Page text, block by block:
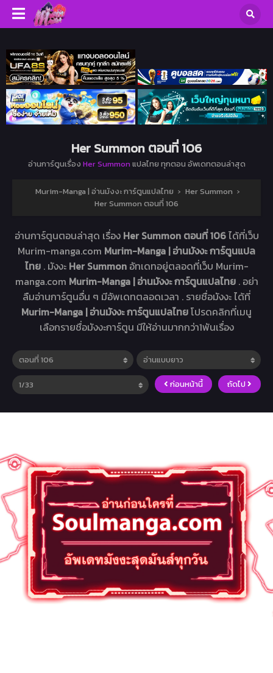
Her Summon ตอนที่ 106
อ่านการ์ตูนเรื่อง Her Summon แปลไทย ทุกตอน อัพเดทตอนล่าสุด
Murim-Manga | อ่านมังงะ การ์ตูนแปลไทย › Her Summon ›
Her Summon ตอนที่ 106
อ่านการ์ตูนตอนล่าสุด เรื่อง Her Summon ตอนที่ 106ได้ที่เว็บ
Murim-manga.com Murim-Manga | อ่านมังงะ การ์ตูนแปล
ไทย . มังงะ Her Summon อัทเดทอยู่ตลอดที่เว็บ Murim-
manga.com Murim-Manga | อ่านมังงะ การ์ตูนแปลไทย . อย่า
ลืมอ่านการ์ตูนอื่น ๆ มีอัพเดทตลอดเวลา . รายชื่อมังงะ ได้ที่
Murim-Manga | อ่านมังงะ การ์ตูนแปลไทยโปรดคลิกที่เมนู
เลือกรายชื่อมังงะการ์ตูน มีให้อ่านมากกว่า1พันเรื่อง
ก่อนหน้านี้ ถัดไป